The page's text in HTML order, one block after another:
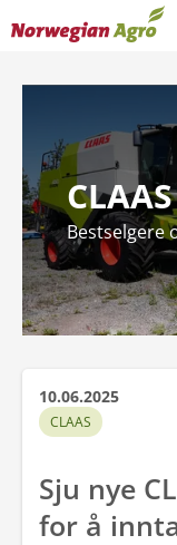
Bestselgere
10.06.2025
CLAAS
Sju nye
for å